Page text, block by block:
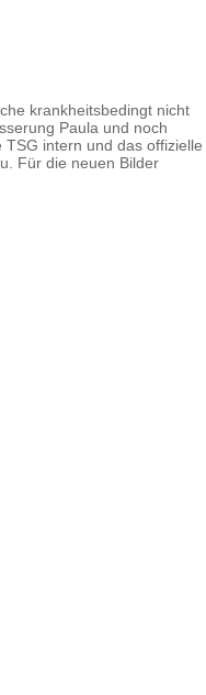
krankheitsbedingt nicht
Paula und noch
intern und das offizielle
Für die neuen Bilder